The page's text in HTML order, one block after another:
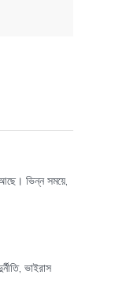
ভিন্ন সময়ে,
ভাইরাস